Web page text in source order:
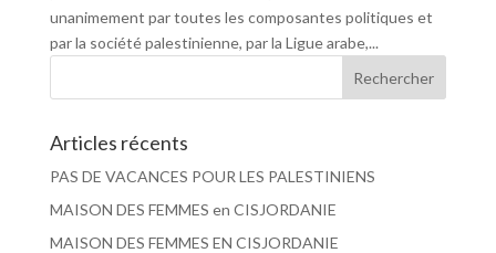
unanimement par toutes les composantes politiques et
par la société palestinienne, par la Ligue arabe,...
Articles récents
PAS DE VACANCES POUR LES PALESTINIENS
MAISON DES FEMMES en CISJORDANIE
MAISON DES FEMMES EN CISJORDANIE